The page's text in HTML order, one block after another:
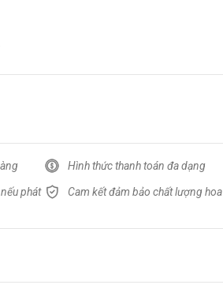
Hình thức thanh toán đa dạng
phát Cam kết đảm bảo chất lượng hoa